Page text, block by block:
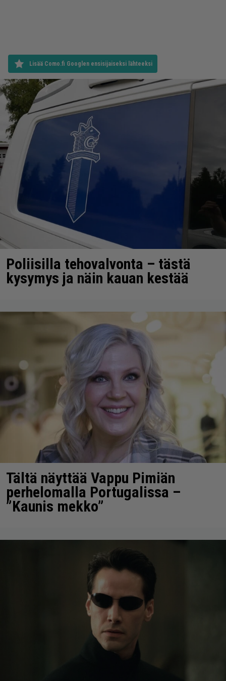
Lisää Como.fi Googlen ensisijaiseksi lähteeksi
Poliisilla tehovalvonta – tästä
kysymys ja näin kauan kestää
Tältä näyttää Vappu Pimiän
perhelomalla Portugalissa –
”Kaunis mekko”